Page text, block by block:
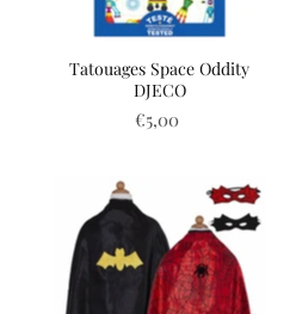
Tatouages Space Oddity
DJECO
€5,00